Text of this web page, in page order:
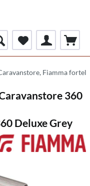
Fiamma
360
Deluxe Grey